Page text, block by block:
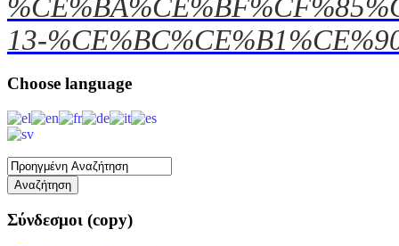
13-
Choose language
Σύνδεσμοι (copy)